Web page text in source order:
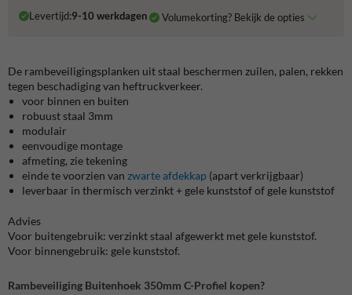
Levertijd:9-10 werkdagen Volumekorting? Bekijk de opties
De rambeveiligingsplanken uit staal beschermen zuilen, palen, rekken
tegen beschadiging van heftruckverkeer.
voor binnen en buiten
robuust staal 3mm
modulair
eenvoudige montage
afmeting, zie tekening
einde te voorzien van zwarte afdekkap (apart verkrijgbaar)
leverbaar in thermisch verzinkt + gele kunststof of gele kunststof
Advies
Voor buitengebruik: verzinkt staal afgewerkt met gele kunststof.
Voor binnengebruik: gele kunststof.
Rambeveiliging Buitenhoek 350mm C-Profiel kopen?